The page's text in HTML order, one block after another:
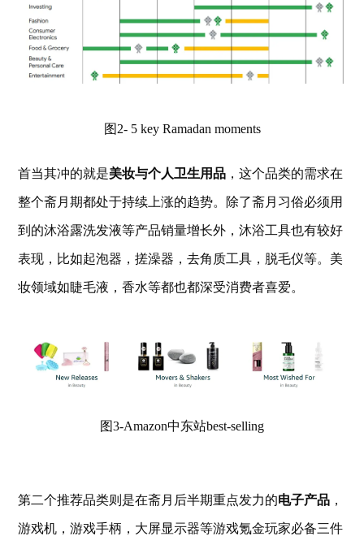
图2- 5 key Ramadan moments
首当其冲的就是美妆与个人卫生用品，这个品类的需求在
整个斋月期都处于持续上涨的趋势。除了斋月习俗必须用
到的沐浴露洗发液等产品销量增长外，沐浴工具也有较好
表现，比如起泡器，搓澡器，去角质工具，脱毛仪等。美
妆领域如睫毛液，香水等都也都深受消费者喜爱。
图3-Amazon中东站best-selling
第二个推荐品类则是在斋月后半期重点发力的电子产品，
游戏机，游戏手柄，大屏显示器等游戏氪金玩家必备三件